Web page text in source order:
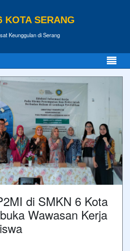
KOTA SERANG
Keunggulan di Serang
di SMKN 6 Kota
Wawasan Kerja